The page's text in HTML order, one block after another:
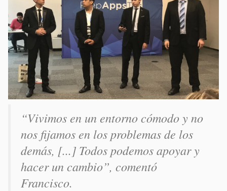
“Vivimos en un entorno cómodo y no
nos fijamos en los problemas de los
demás, [...] Todos podemos apoyar y
hacer un cambio”, comentó
Francisco.